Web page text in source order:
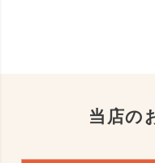
当店の